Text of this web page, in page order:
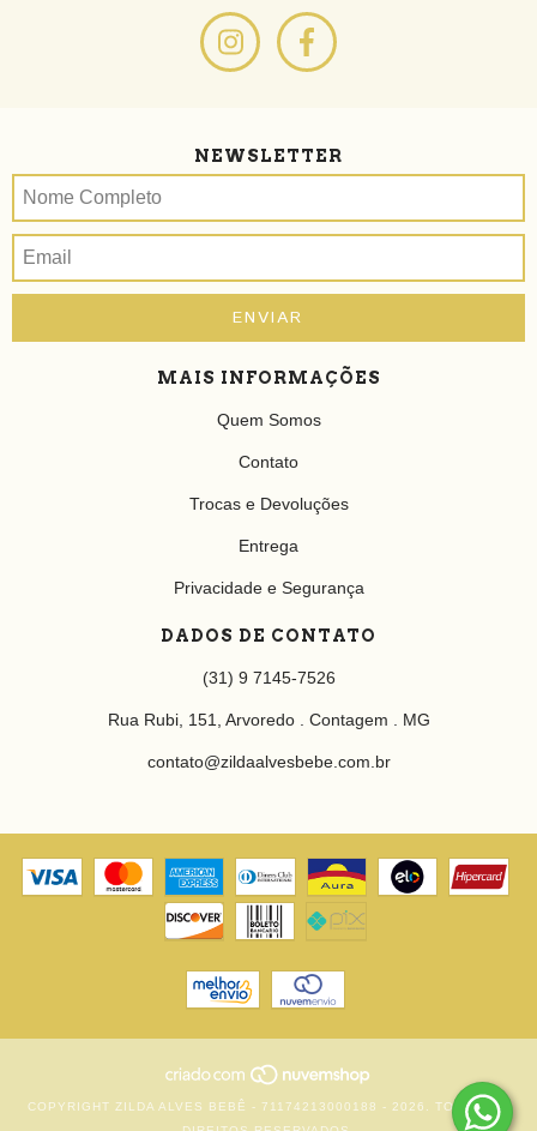
NEWSLETTER
MAIS INFORMAÇÕES
Quem Somos
Contato
Trocas e Devoluções
Entrega
Privacidade e Segurança
DADOS DE CONTATO
(31) 9 7145-7526
Rua Rubi, 151, Arvoredo . Contagem . MG
contato@zildaalvesbebe.com.br
COPYRIGHT ZILDA ALVES BEBÊ - 71174213000188 - 2026. TODOS OS